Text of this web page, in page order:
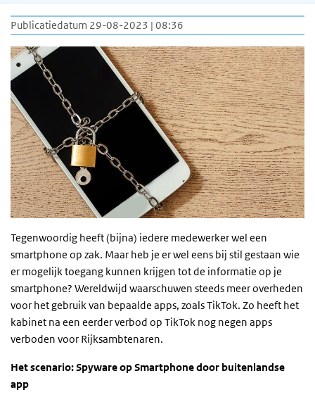
Publicatiedatum 29-08-2023 | 08:36
Tegenwoordig heeft (bijna) iedere medewerker wel een
smartphone op zak. Maar heb je er wel eens bij stil gestaan wie
er mogelijk toegang kunnen krijgen tot de informatie op je
smartphone? Wereldwijd waarschuwen steeds meer overheden
voor het gebruik van bepaalde apps, zoals TikTok. Zo heeft het
kabinet na een eerder verbod op TikTok nog negen apps
verboden voor Rijksambtenaren.
Het scenario: Spyware op Smartphone door buitenlandse
app